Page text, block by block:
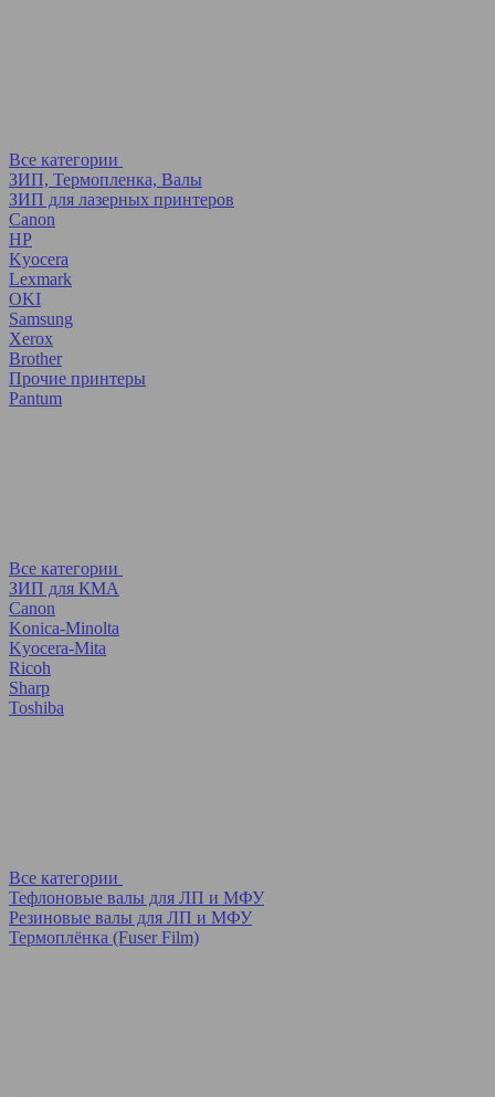
Все категории
ЗИП, Термопленка, Валы
ЗИП для лазерных принтеров
Canon
HP
Kyocera
Lexmark
OKI
Samsung
Xerox
Brother
Прочие принтеры
Pantum
Все категории
ЗИП для КМА
Canon
Konica-Minolta
Kyocera-Mita
Ricoh
Sharp
Toshiba
Все категории
Тефлоновые валы для ЛП и МФУ
Резиновые валы для ЛП и МФУ
Термоплёнка (Fuser Film)